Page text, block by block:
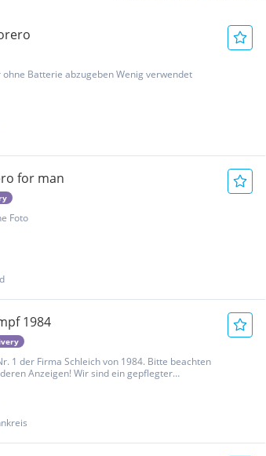
Batterie abzugeben Wenig verwendet
for man
Foto
1984
1 der Firma Schleich von 1984. Bitte beachten
Anzeigen! Wir sind ein gepflegter